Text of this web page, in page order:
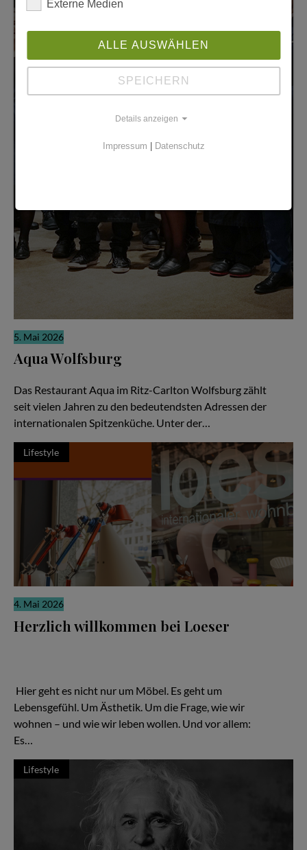
5. Mai 2026
Aqua Wolfsburg
Das Restaurant Aqua im Ritz-Carlton Wolfsburg zählt
seit vielen Jahren zu den bedeutendsten Adressen der
internationalen Spitzenküche. Unter der…
Lifestyle
4. Mai 2026
Herzlich willkommen bei Loeser
Hier geht es nicht nur um Möbel. Es geht um
Lebensgefühl. Um Ästhetik. Um die Frage, wie wir
wohnen – und wie wir leben wollen. Und vor allem:
Es…
Lifestyle
Externe Medien
ALLE AUSWÄHLEN
SPEICHERN
Details anzeigen
Impressum | Datenschutz